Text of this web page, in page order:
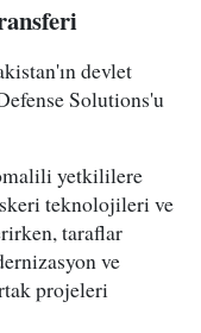
devlet
Solutions'u
yetkililere
teknolojileri ve
taraflar
ve
projeleri